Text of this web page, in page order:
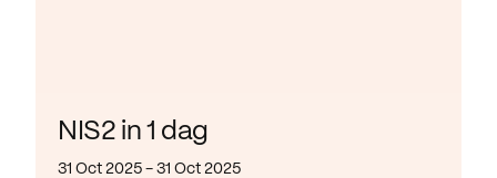
NIS2 in 1 dag
31 Oct 2025 - 31 Oct 2025